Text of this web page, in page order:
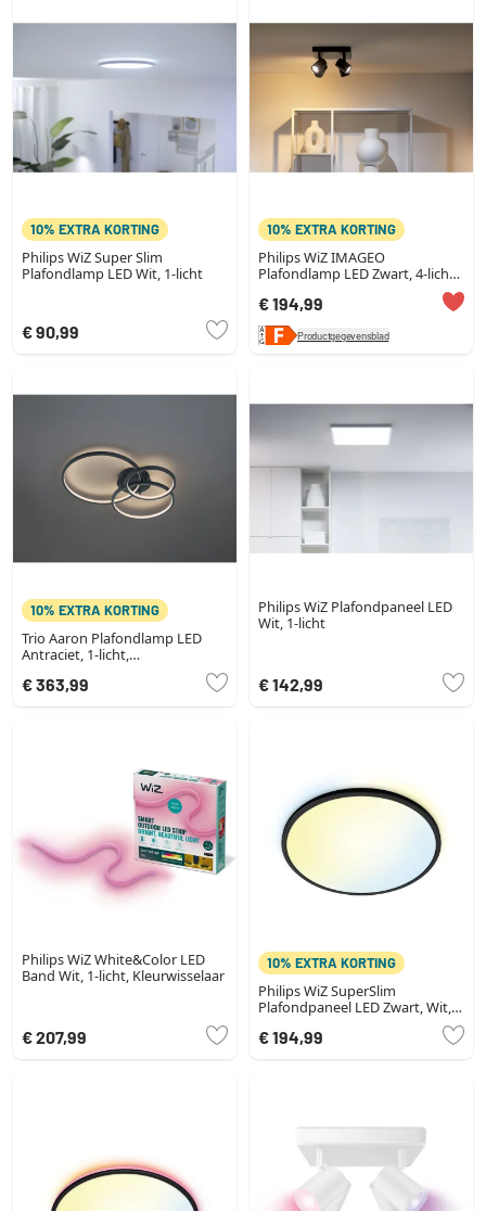
10% EXTRA KORTING
Philips WiZ Super Slim
Plafondlamp LED Wit, 1-licht
€ 90,99
10% EXTRA KORTING
Philips WiZ IMAGEO
Plafondlamp LED Zwart, 4-lichts,
€ 194,99
Productgegevensblad
10% EXTRA KORTING
Trio Aaron Plafondlamp LED
Antraciet, 1-licht,
Kleurwisselaar
€ 363,99
Philips WiZ Plafondpaneel LED
Wit, 1-licht
€ 142,99
Philips WiZ White&Color LED
Band Wit, 1-licht, Kleurwisselaar
€ 207,99
10% EXTRA KORTING
Philips WiZ SuperSlim
Plafondpaneel LED Zwart, Wit,
€ 194,99